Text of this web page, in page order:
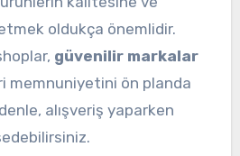
oldukça önemlidir.
güvenilir markalar
memnuniyetini ön planda
alışveriş yaparken